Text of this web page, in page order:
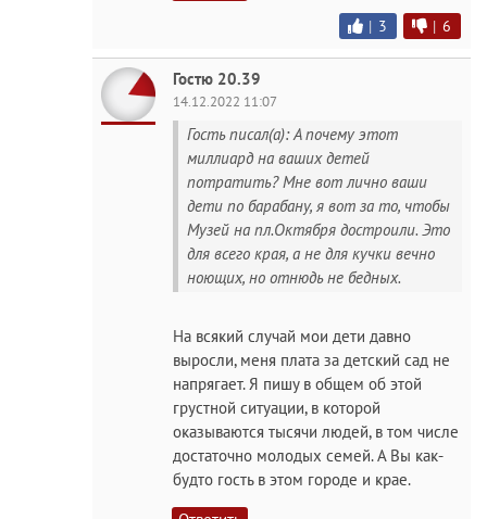
| 3 | 6
Гостю 20.39
14.12.2022 11:07
Гость писал(а): А почему этот
миллиард на ваших детей
потратить? Мне вот лично ваши
дети по барабану, я вот за то, чтобы
Музей на пл.Октября достроили. Это
для всего края, а не для кучки вечно
ноющих, но отнюдь не бедных.
На всякий случай мои дети давно
выросли, меня плата за детский сад не
напрягает. Я пишу в общем об этой
грустной ситуации, в которой
оказываются тысячи людей, в том числе
достаточно молодых семей. А Вы как-
будто гость в этом городе и крае.